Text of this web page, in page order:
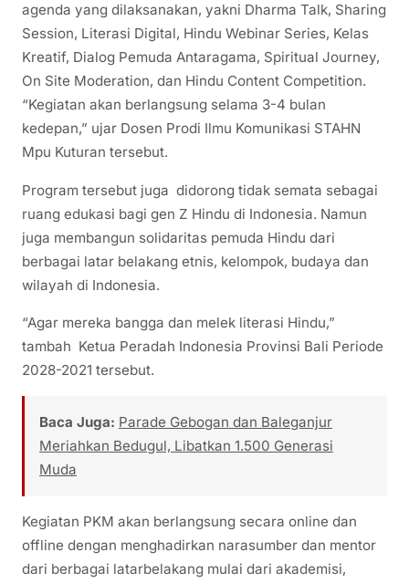
agenda yang dilaksanakan, yakni Dharma Talk, Sharing
Session, Literasi Digital, Hindu Webinar Series, Kelas
Kreatif, Dialog Pemuda Antaragama, Spiritual Journey,
On Site Moderation, dan Hindu Content Competition.
“Kegiatan akan berlangsung selama 3-4 bulan
kedepan,” ujar Dosen Prodi Ilmu Komunikasi STAHN
Mpu Kuturan tersebut.
Program tersebut juga didorong tidak semata sebagai
ruang edukasi bagi gen Z Hindu di Indonesia. Namun
juga membangun solidaritas pemuda Hindu dari
berbagai latar belakang etnis, kelompok, budaya dan
wilayah di Indonesia.
“Agar mereka bangga dan melek literasi Hindu,”
tambah Ketua Peradah Indonesia Provinsi Bali Periode
2028-2021 tersebut.
Baca Juga: Parade Gebogan dan Baleganjur
Meriahkan Bedugul, Libatkan 1.500 Generasi
Muda
Kegiatan PKM akan berlangsung secara online dan
offline dengan menghadirkan narasumber dan mentor
dari berbagai latarbelakang mulai dari akademisi,